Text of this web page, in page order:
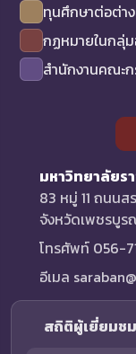
ทุนศึกษาต่อต่าง
กฏหมายในกลุ่ม
สำนักงานคณะ
มหาวิทยาลัยร
83 หมู่ 11 ถนนส
จังหวัดเพชรบู
โทรศัพท์ 056-
อีเมล
สถิติผู้เยี่ยมช